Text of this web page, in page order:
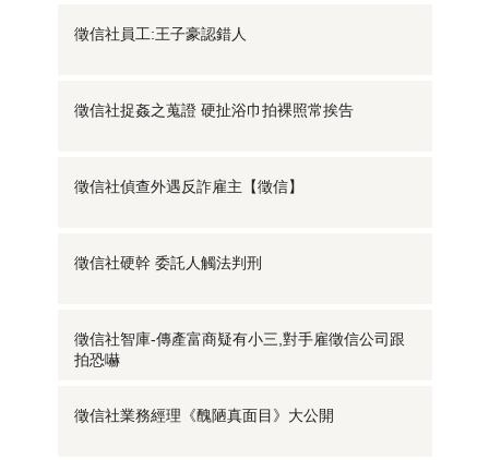
徵信社員工:王子豪認錯人
徵信社捉姦之蒐證 硬扯浴巾拍裸照常挨告
徵信社偵查外遇反詐雇主【徵信】
徵信社硬幹 委託人觸法判刑
徵信社智庫-傳產富商疑有小三,對手雇徵信公司跟
拍恐嚇
徵信社業務經理《醜陋真面目》大公開